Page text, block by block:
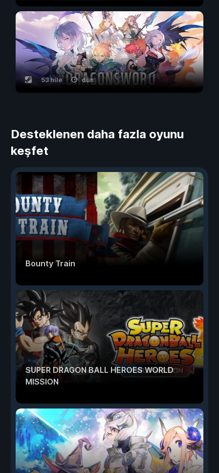
53 hile dün
Desteklenen daha fazla oyunu
keşfet
Bounty Train
SUPER DRAGON BALL HEROES WORLD
MISSION